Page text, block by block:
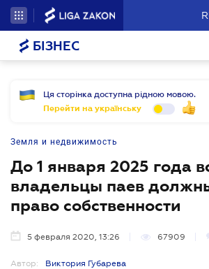
БІЗНЕС
Ця сторінка доступна рідною мовою.
Перейти на українську
Земля и недвижимость
До 1 января 2025 года
владельцы паев
право собственности
5 февраля 2020, 13:26 67909
Автор: Виктория Губарева